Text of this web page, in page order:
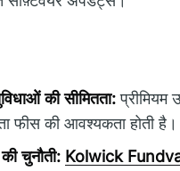
की सीमितता:प्रीमियम
फीस की आवश्यकता होती है।
चुनौती: Kolwick